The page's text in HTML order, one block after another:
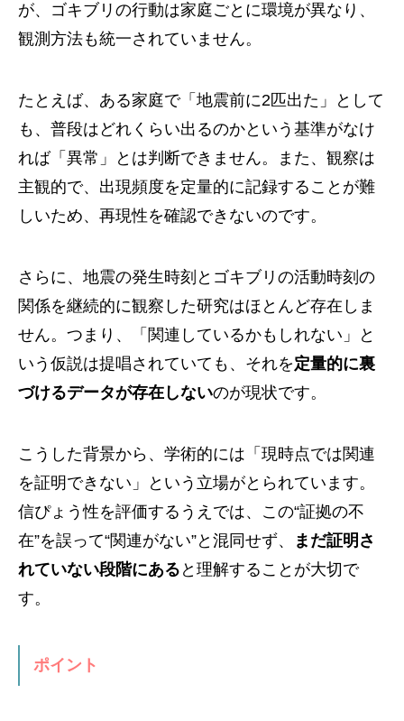
が、ゴキブリの行動は家庭ごとに環境が異なり、
観測方法も統一されていません。
たとえば、ある家庭で「地震前に2匹出た」として
も、普段はどれくらい出るのかという基準がなけ
れば「異常」とは判断できません。また、観察は
主観的で、出現頻度を定量的に記録することが難
しいため、再現性を確認できないのです。
さらに、地震の発生時刻とゴキブリの活動時刻の
関係を継続的に観察した研究はほとんど存在しま
せん。つまり、「関連しているかもしれない」と
いう仮説は提唱されていても、それを定量的に裏
づけるデータが存在しないのが現状です。
こうした背景から、学術的には「現時点では関連
を証明できない」という立場がとられています。
信ぴょう性を評価するうえでは、この“証拠の不
在”を誤って“関連がない”と混同せず、
まだ証明さ
れていない段階にある と理解することが大切で
す。
ポイント